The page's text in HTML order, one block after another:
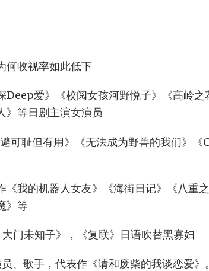
何收视率如此低下
Deep爱》《校阅女孩河野悦子》《高岭之
》等日剧主演女演员
可耻但有用》《无法成为野兽的我们》《
《我的机器人女友》《海街日记》《八重
》等
门未知子》，《复联》日语吹替黑寡妇
歌手，代表作《请和废柴的我谈恋爱》。